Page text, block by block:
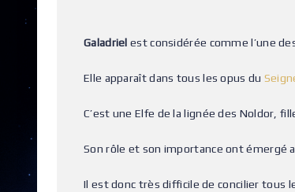
Galadriel est considérée comme l’une
Elle apparaît dans tous les opus du
C’est une Elfe de la lignée des Noldor,
Son rôle et son importance ont émergé
Il est donc très difficile de concilier tous